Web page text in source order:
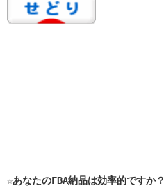
☆あなたのFBA納品は効率的ですか？